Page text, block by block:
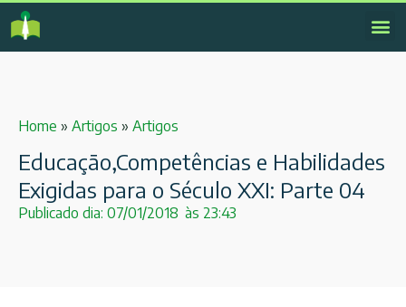
Home » Artigos » Artigos
Educação,Competências e Habilidades
Exigidas para o Século XXI: Parte 04
Publicado dia: 07/01/2018 às 23:43